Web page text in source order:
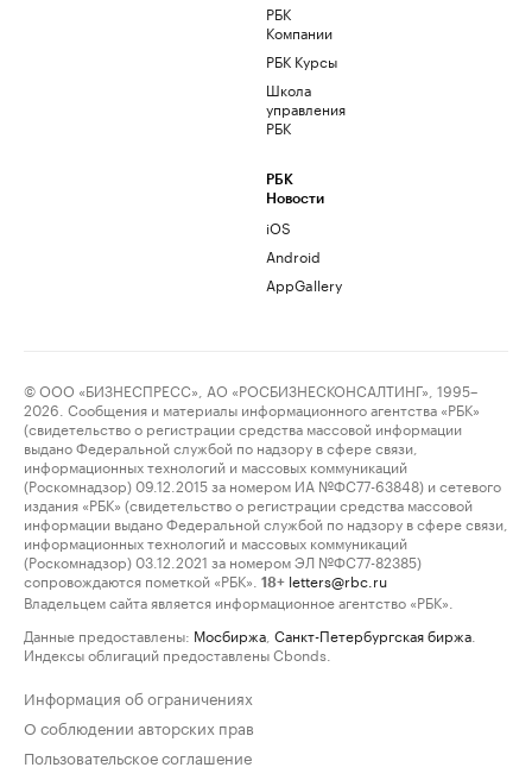
РБК
Компании
РБК Курсы
Школа
управления
РБК
РБК
Новости
iOS
Android
AppGallery
© ООО «БИЗНЕСПРЕСС», АО «РОСБИЗНЕСКОНСАЛТИНГ», 1995–
2026. Сообщения и материалы информационного агентства «РБК»
(свидетельство о регистрации средства массовой информации
выдано Федеральной службой по надзору в сфере связи,
информационных технологий и массовых коммуникаций
(Роскомнадзор) 09.12.2015 за номером ИА №ФС77-63848) и сетевого
издания «РБК» (свидетельство о регистрации средства массовой
информации выдано Федеральной службой по надзору в сфере связи,
информационных технологий и массовых коммуникаций
(Роскомнадзор) 03.12.2021 за номером ЭЛ №ФС77-82385)
сопровождаются пометкой «РБК».
18+ letters@rbc.ru
Владельцем сайта является информационное агентство «РБК».
Данные предоставлены: Мосбиржа Санкт-Петербургская биржа
Индексы облигаций предоставлены Cbonds.
Информация об ограничениях
О соблюдении авторских прав
Пользовательское соглашение